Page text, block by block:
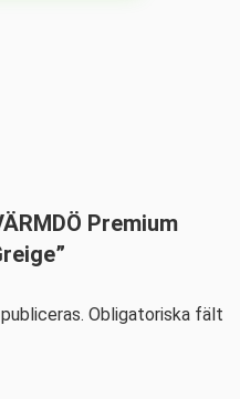
Premium
Obligatoriska fält